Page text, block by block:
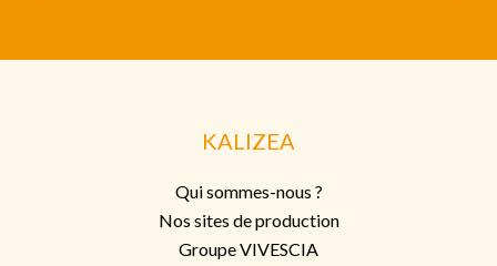
KALIZEA
Qui sommes-nous ?
Nos sites de production
Groupe VIVESCIA